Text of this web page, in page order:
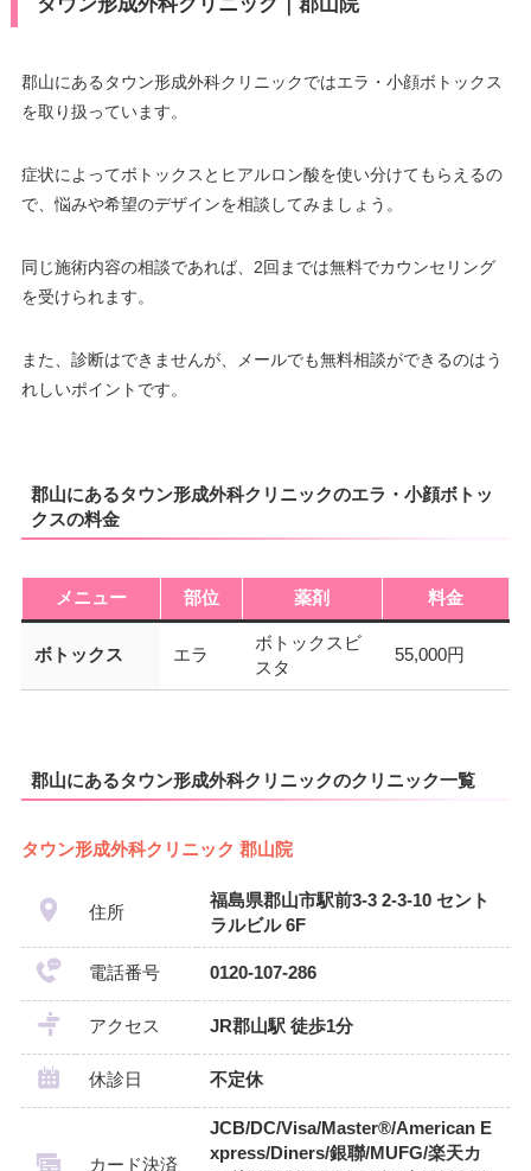
郡山にあるタウン形成外科クリニックではエラ・小顔ボトックス
を取り扱っています。
症状によってボトックスとヒアルロン酸を使い分けてもらえるの
で、悩みや希望のデザインを相談してみましょう。
同じ施術内容の相談であれば、2回までは無料でカウンセリング
を受けられます。
また、診断はできませんが、メールでも無料相談ができるのはう
れしいポイントです。
郡山にあるタウン形成外科クリニックのエラ・小顔ボトッ
クスの料金
メニュー 部位 薬剤 料金
ボトックス エラ
ボトックスビ
スタ
55,000円
郡山にあるタウン形成外科クリニックのクリニック一覧
タウン形成外科クリニック 郡山院
住所
福島県郡山市駅前3-3 2-3-10 セント
ラルビル 6F
電話番号 0120-107-286
アクセス JR郡山駅 徒歩1分
休診日 不定休
カード決済
JCB/DC/Visa/Master®/American E
xpress/Diners/銀聯/MUFG/楽天カ